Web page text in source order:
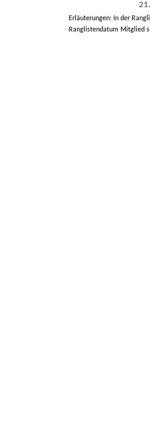
21.
Erläuterungen: In der
Ranglistendatum Mitglied